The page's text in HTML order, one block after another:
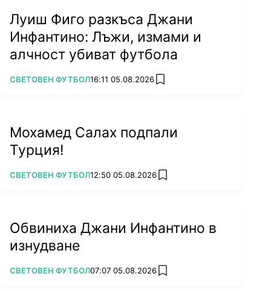
Луиш Фиго разкъса Джани
Инфантино: Лъжи, измами и
алчност убиват футбола
ПОВЕЧЕ ОТ
СВЕТОВЕН ФУТБОЛ16:11 05.08.2026 add favorites
Мохамед Салах подпали
Турция!
ПОВЕЧЕ ОТ
СВЕТОВЕН ФУТБОЛ12:50 05.08.2026 add favorites
Обвиниха Джани Инфантино в
изнудване
ПОВЕЧЕ ОТ
СВЕТОВЕН ФУТБОЛ07:07 05.08.2026 add favorites